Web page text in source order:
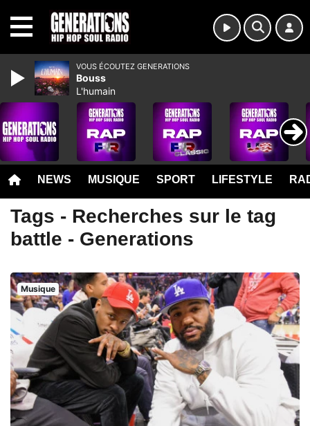
NEWS MUSIQUE SPORT LIFESTYLE
Tags - Recherches sur le tag
battle - Generations
Musique
VOUS ÉCOUTEZ GENERATIONS
Bouss
L'humain